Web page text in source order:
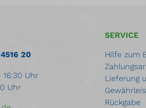
20
16:30 Uhr
Uhr
SERVICE
Hilfe zum
Lieferung
Rückgabe